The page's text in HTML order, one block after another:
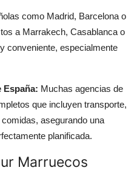
como Madrid, Barcelona o
a Marrakech, Casablanca o
conveniente, especialmente
España: Muchas agencias de
que incluyen transporte,
asegurando una
planificada.
Marruecos